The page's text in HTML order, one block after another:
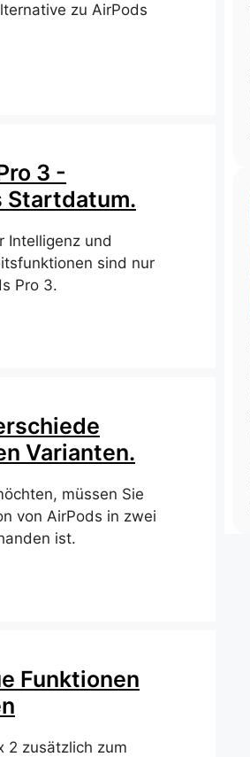
zu AirPods
3 -
Startdatum.
Intelligenz und
sind nur
Pro 3.
Varianten.
müssen Sie
von AirPods in zwei
ist.
Funktionen
2 zusätzlich zum